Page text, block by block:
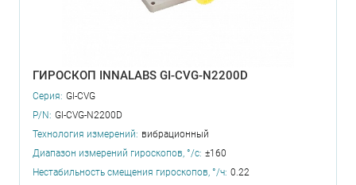
ГИРОСКОП INNALABS GI-CVG-N2200D
Серия: GI-CVG
P/N: GI-CVG-N2200D
Технология измерений: вибрационный
Диапазон измерений гироскопов, °/с: ±160
Нестабильность смещения гироскопов, °/ч: 0.22